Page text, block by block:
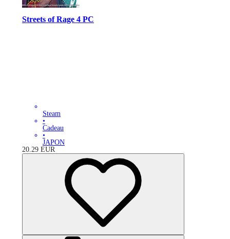
Streets of Rage 4 PC
Steam
•
Cadeau
•
JAPON
20.29 EUR